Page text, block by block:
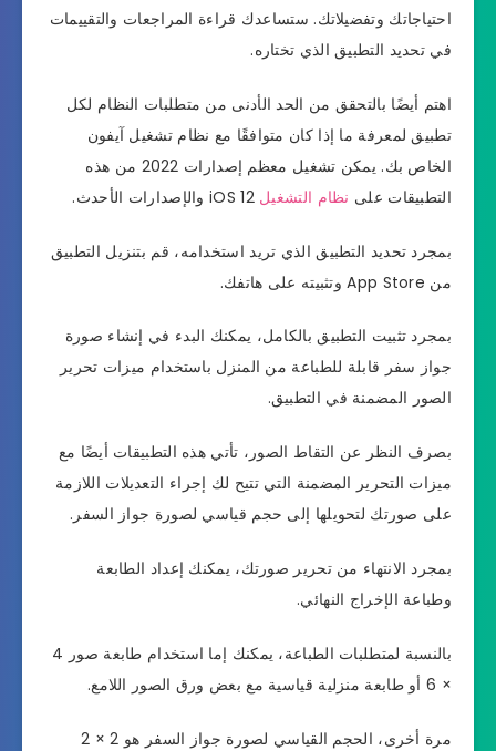
احتياجاتك وتفضيلاتك. ستساعدك قراءة المراجعات والتقييمات
في تحديد التطبيق الذي تختاره.
اهتم أيضًا بالتحقق من الحد الأدنى من متطلبات النظام لكل
تطبيق لمعرفة ما إذا كان متوافقًا مع نظام تشغيل آيفون
الخاص بك. يمكن تشغيل معظم إصدارات 2022 من هذه
التطبيقات على نظام التشغيل iOS 12 والإصدارات الأحدث.
بمجرد تحديد التطبيق الذي تريد استخدامه، قم بتنزيل التطبيق
من App Store وتثبيته على هاتفك.
بمجرد تثبيت التطبيق بالكامل، يمكنك البدء في إنشاء صورة
جواز سفر قابلة للطباعة من المنزل باستخدام ميزات تحرير
الصور المضمنة في التطبيق.
بصرف النظر عن التقاط الصور، تأتي هذه التطبيقات أيضًا مع
ميزات التحرير المضمنة التي تتيح لك إجراء التعديلات اللازمة
على صورتك لتحويلها إلى حجم قياسي لصورة جواز السفر.
بمجرد الانتهاء من تحرير صورتك، يمكنك إعداد الطابعة
وطباعة الإخراج النهائي.
بالنسبة لمتطلبات الطباعة، يمكنك إما استخدام طابعة صور 4
× 6 أو طابعة منزلية قياسية مع بعض ورق الصور اللامع.
مرة أخرى، الحجم القياسي لصورة جواز السفر هو 2 × 2